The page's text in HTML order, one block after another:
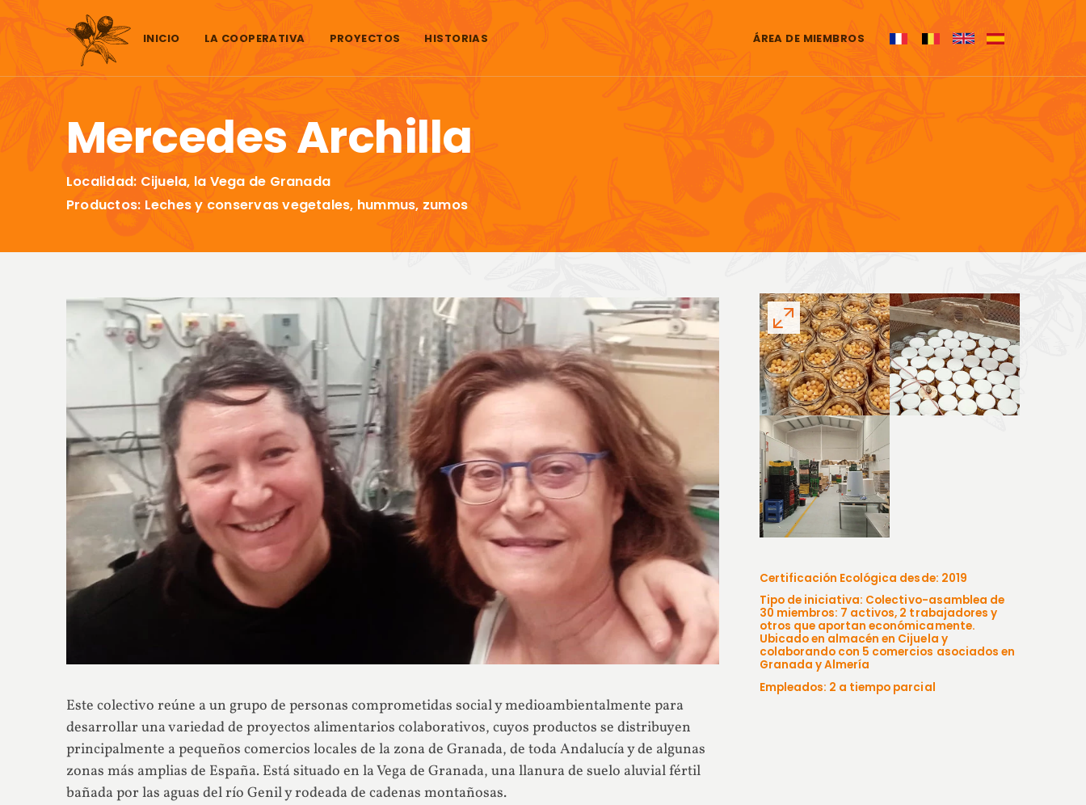
Saltar al contenido
INICIO LA COOPERATIVA PROYECTOS HISTORIAS ÁREA DE MIEMBROS
Mercedes Archilla
Localidad: Cijuela, la Vega de Granada
Productos: Leches y conservas vegetales, hummus, zumos
Este colectivo reúne a un grupo de personas comprometidas social y medioambientalmente para
desarrollar una variedad de proyectos alimentarios colaborativos, cuyos productos se distribuyen
principalmente a pequeños comercios locales de la zona de Granada, de toda Andalucía y de algunas
zonas más amplias de España. Está situado en la Vega de Granada, una llanura de suelo aluvial fértil
bañada por las aguas del río Genil y rodeada de cadenas montañosas.
Certificación Ecológica desde: 2019
Tipo de iniciativa: Colectivo-asamblea de
30 miembros: 7 activos, 2 trabajadores y
otros que aportan económicamente.
Ubicado en almacén en Cijuela y
colaborando con 5 comercios asociados en
Granada y Almería
Empleados: 2 a tiempo parcial